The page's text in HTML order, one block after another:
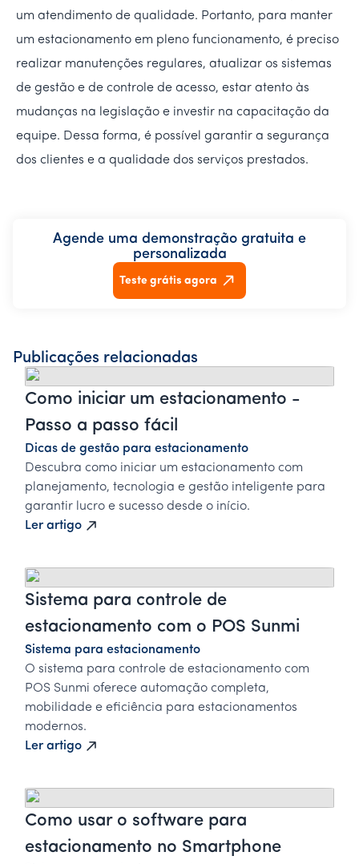
um atendimento de qualidade. Portanto, para manter
um estacionamento em pleno funcionamento, é preciso
realizar manutenções regulares, atualizar os sistemas
de gestão e de controle de acesso, estar atento às
mudanças na legislação e investir na capacitação da
equipe. Dessa forma, é possível garantir a segurança
dos clientes e a qualidade dos serviços prestados.
Agende uma demonstração gratuita e
personalizada
Teste grátis agora
Publicações relacionadas
Como iniciar um estacionamento -
Passo a passo fácil
Dicas de gestão para estacionamento
Descubra como iniciar um estacionamento com
planejamento, tecnologia e gestão inteligente para
garantir lucro e sucesso desde o início.
Ler artigo
Sistema para controle de
estacionamento com o POS Sunmi
Sistema para estacionamento
O sistema para controle de estacionamento com
POS Sunmi oferece automação completa,
mobilidade e eficiência para estacionamentos
modernos.
Ler artigo
Como usar o software para
estacionamento no Smartphone